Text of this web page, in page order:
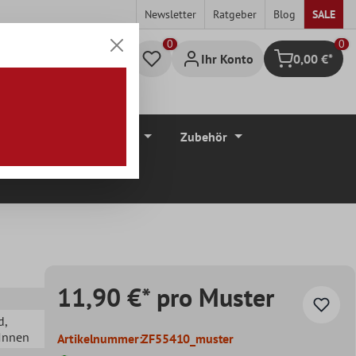
Newsletter Ratgeber Blog SALE
Ihr Konto Warenkorb
0
0,00 €*
Zubehör
,
11,90 €* pro Muster
Artikelnummer:ZF55410_muster